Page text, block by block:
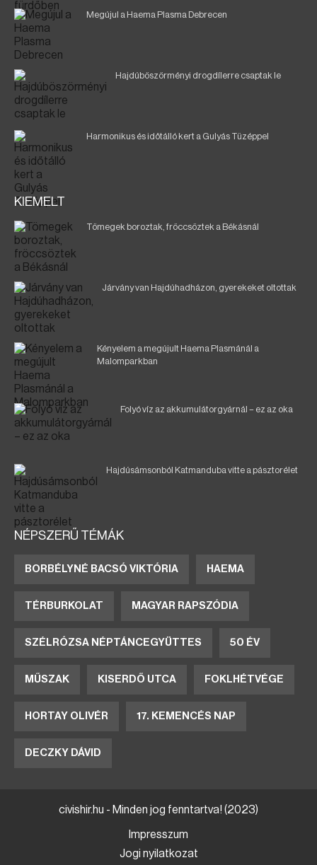
Megújul a Haema Plasma Debrecen
Hajdúböszörményi drogdílerre csaptak le
Harmonikus és időtálló kert a Gulyás Tüzéppel
KIEMELT
Tömegek boroztak, fröccsöztek a Békásnál
Járvány van Hajdúhadházon, gyerekeket oltottak
Kényelem a megújult Haema Plasmánál a
Malomparkban
Folyó víz az akkumulátorgyárnál – ez az oka
Hajdúsámsonból Katmanduba vitte a pásztorélet
NÉPSZERŰ TÉMÁK
BORBÉLYNÉ BACSÓ VIKTÓRIA HAEMA
TÉRBURKOLAT MAGYAR RAPSZÓDIA
SZÉLRÓZSA NÉPTÁNCEGYÜTTES 50 ÉV
MŰSZAK KISERDŐ UTCA FOKLHÉTVÉGE
HORTAY OLIVÉR 17. KEMENCÉS NAP
DECZKY DÁVID
civishir.hu - Minden jog fenntartva! (2023)
Impresszum
Jogi nyilatkozat